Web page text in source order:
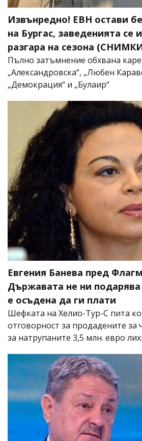
Извънредно! ЕВН остави
на Бургас, заведенията се
разгара на сезона
Пълно затъмнение обхвана
„Александровска“, „Любен
„Демокрация“ и „Булаир“
Евгения Банева пред
Държавата не ни
е осъдена да ги плати
Шефката на Хелио-Тур-С пита
отговорност за продадените за
за натрупаните 3,5 млн. евро